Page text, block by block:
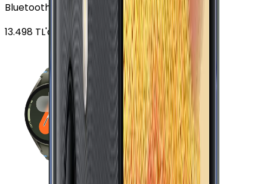
Bluetooth Wi-Fi Yeşil
13.498 TL'den başlayan fiyatlar